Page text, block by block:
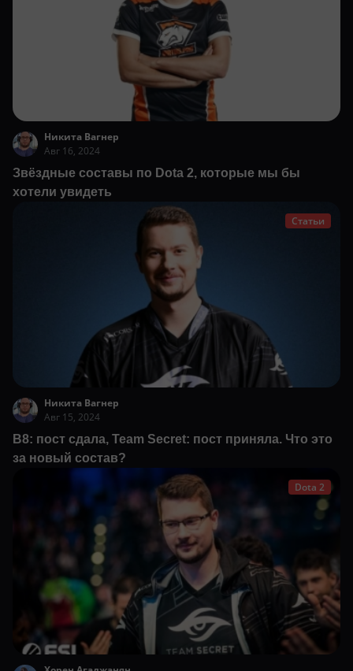
Никита Вагнер
Авг 16, 2024
Звёздные составы по Dota 2, которые мы бы
хотели увидеть
Статьи
Никита Вагнер
Авг 15, 2024
B8: пост сдала, Team Secret: пост приняла. Что это
за новый состав?
Dota 2